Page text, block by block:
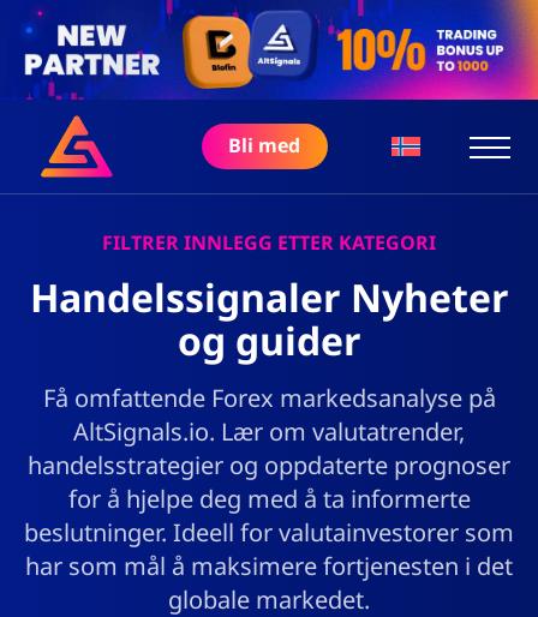
Bli med
FILTRER INNLEGG ETTER KATEGORI
Handelssignaler Nyheter
og guider
Få omfattende Forex markedsanalyse på
AltSignals.io. Lær om valutatrender,
handelsstrategier og oppdaterte prognoser
for å hjelpe deg med å ta informerte
beslutninger. Ideell for valutainvestorer som
har som mål å maksimere fortjenesten i det
globale markedet.